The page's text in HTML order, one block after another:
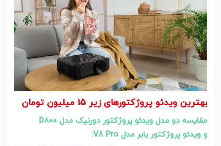
بهترین ویدئو پروژکتورهای زیر 15 میلیون تومان
مقایسه دو مدل ویدئو پروژکتور دورنیک مدل D800
و ویدئو پروژکتور یابر مدل V8 Pro: